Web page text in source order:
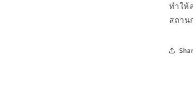
ทำให้
สถา